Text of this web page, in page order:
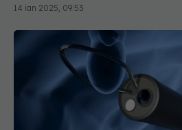
14 ian 2025, 09:53